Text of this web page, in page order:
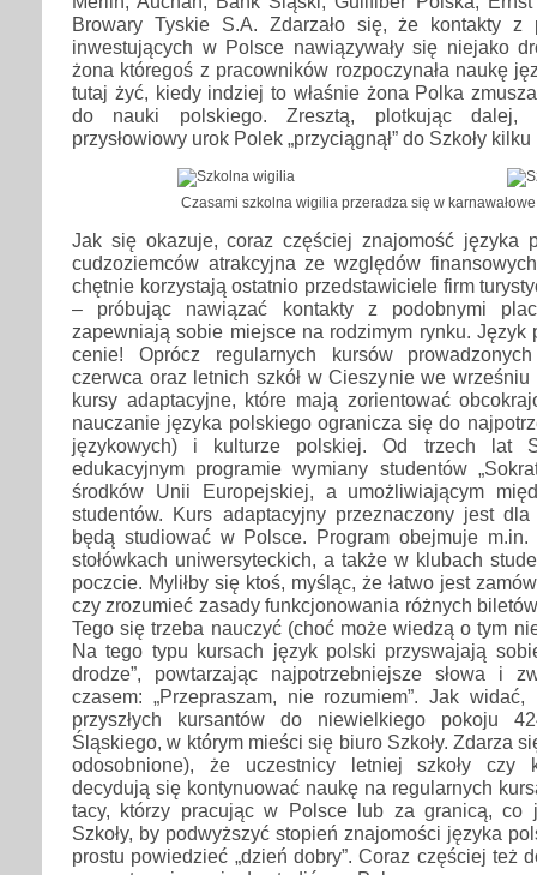
Browary Tyskie S.A. Zdarzało się, że kontakty z
inwestujących w Polsce nawiązywały się niejako
żona któregoś z pracowników rozpoczynała naukę
tutaj żyć, kiedy indziej to właśnie żona Polka
do nauki polskiego. Zresztą, plotkując dalej,
przysłowiowy urok Polek „przyciągnął” do Szkoły
Czasami szkolna wigilia przeradza się w
Jak się okazuje, coraz częściej znajomość języka
cudzoziemców atrakcyjna ze względów
chętnie korzystają ostatnio przedstawiciele firm
– próbując nawiązać kontakty z podobnymi
zapewniają sobie miejsce na rodzimym rynku. Język
cenie! Oprócz regularnych kursów
czerwca oraz letnich szkół w Cieszynie we wrześniu
kursy adaptacyjne, które mają zorientować
nauczanie języka polskiego ogranicza się do
językowych) i kulturze polskiej. Od trzech lat
edukacyjnym programie wymiany studentów
środków Unii Europejskiej, a umożliwiającym
studentów. Kurs adaptacyjny przeznaczony jest dla
będą studiować w Polsce. Program obejmuje
stołówkach uniwersyteckich, a także w klubach
poczcie. Myliłby się ktoś, myśląc, że łatwo jest
czy zrozumieć zasady funkcjonowania różnych
Tego się trzeba nauczyć (choć może wiedzą o tym
Na tego typu kursach język polski przyswajają
drodze”, powtarzając najpotrzebniejsze słowa i
czasem: „Przepraszam, nie rozumiem”. Jak
przyszłych kursantów do niewielkiego pokoju
Śląskiego, w którym mieści się biuro Szkoły. Zdarza
odosobnione), że uczestnicy letniej szkoły czy
decydują się kontynuować naukę na regularnych
tacy, którzy pracując w Polsce lub za granicą, co
Szkoły, by podwyższyć stopień znajomości języka
prostu powiedzieć „dzień dobry”. Coraz częściej też